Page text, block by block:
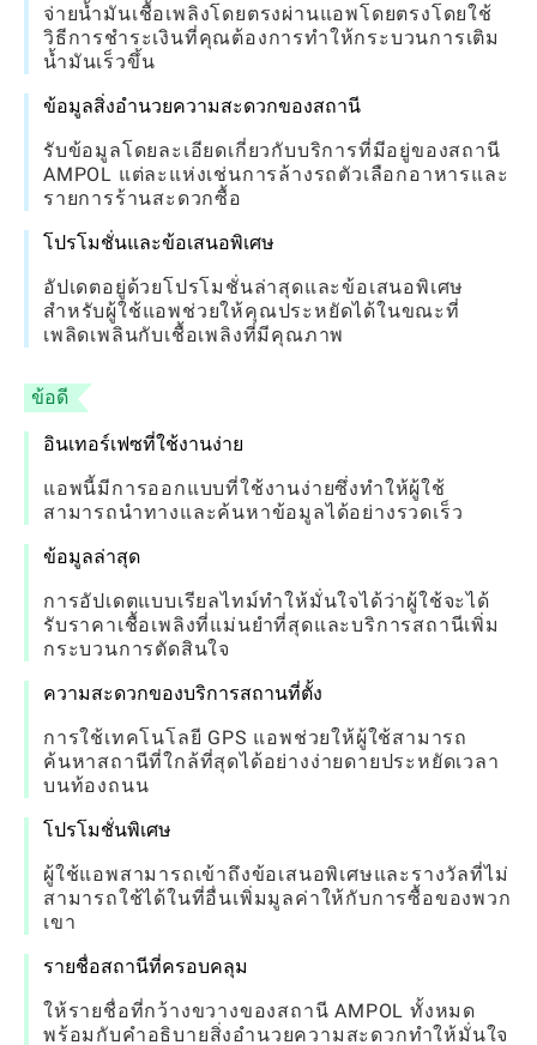
จ่ายน้ำมันเชื้อเพลิงโดยตรงผ่านแอพโดยตรงโดยใช้
วิธีการชำระเงินที่คุณต้องการทำให้กระบวนการเติม
น้ำมันเร็วขึ้น
ข้อมูลสิ่งอำนวยความสะดวกของสถานี
รับข้อมูลโดยละเอียดเกี่ยวกับบริการที่มีอยู่ของสถานี
AMPOL แต่ละแห่งเช่นการล้างรถตัวเลือกอาหารและ
รายการร้านสะดวกซื้อ
โปรโมชั่นและข้อเสนอพิเศษ
อัปเดตอยู่ด้วยโปรโมชั่นล่าสุดและข้อเสนอพิเศษ
สำหรับผู้ใช้แอพช่วยให้คุณประหยัดได้ในขณะที่
เพลิดเพลินกับเชื้อเพลิงที่มีคุณภาพ
ข้อดี
อินเทอร์เฟซที่ใช้งานง่าย
แอพนี้มีการออกแบบที่ใช้งานง่ายซึ่งทำให้ผู้ใช้
สามารถนำทางและค้นหาข้อมูลได้อย่างรวดเร็ว
ข้อมูลล่าสุด
การอัปเดตแบบเรียลไทม์ทำให้มั่นใจได้ว่าผู้ใช้จะได้
รับราคาเชื้อเพลิงที่แม่นยำที่สุดและบริการสถานีเพิ่ม
กระบวนการตัดสินใจ
ความสะดวกของบริการสถานที่ตั้ง
การใช้เทคโนโลยี GPS แอพช่วยให้ผู้ใช้สามารถ
ค้นหาสถานีที่ใกล้ที่สุดได้อย่างง่ายดายประหยัดเวลา
บนท้องถนน
โปรโมชั่นพิเศษ
ผู้ใช้แอพสามารถเข้าถึงข้อเสนอพิเศษและรางวัลที่ไม่
สามารถใช้ได้ในที่อื่นเพิ่มมูลค่าให้กับการซื้อของพวก
เขา
รายชื่อสถานีที่ครอบคลุม
ให้รายชื่อที่กว้างขวางของสถานี AMPOL ทั้งหมด
พร้อมกับคำอธิบายสิ่งอำนวยความสะดวกทำให้มั่นใจ